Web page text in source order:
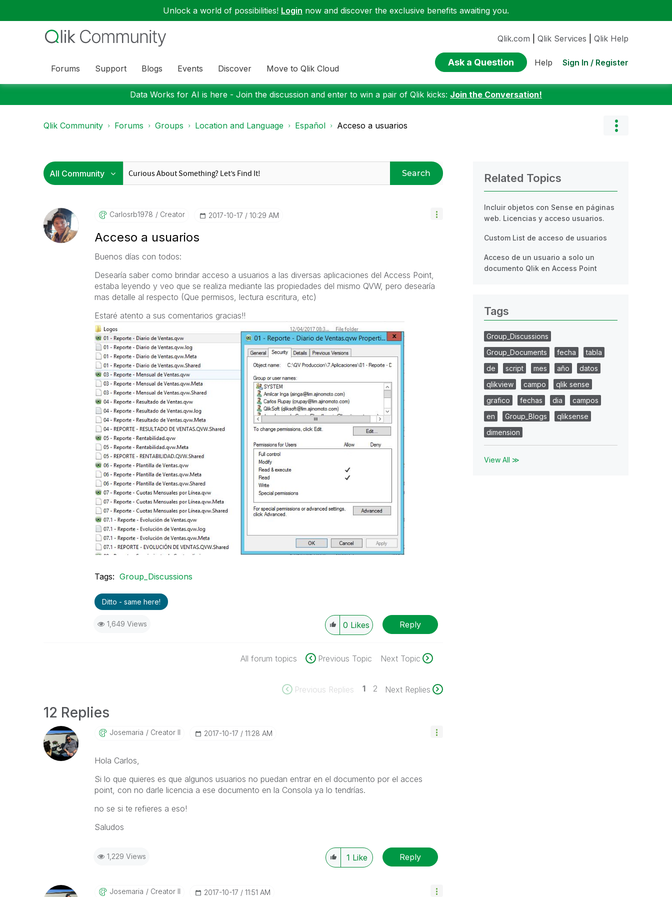
Unlock a world of possibilities! Login now and discover the exclusive benefits awaiting you.
Forums Support Blogs Events Discover Move to Qlik Cloud
Qlik.com Qlik Services Qlik Help
Ask a Question Help Sign In / Register
Data Works for AI is here - Join the discussion and enter to win a pair of Qlik kicks: Join the Conversation!
Qlik Community Forums Groups Location and Language Español Acceso a usuarios
Search
Carlosrb1978 Creator ‎2017-10-17 10:29 AM
Acceso a usuarios
Buenos días con todos:
Desearía saber como brindar acceso a usuarios a las diversas aplicaciones del Access Point,
estaba leyendo y veo que se realiza mediante las propiedades del mismo QVW, pero desearía
mas detalle al respecto (Que permisos, lectura escritura, etc)
Estaré atento a sus comentarios gracias!!
Tags: Group_Discussions
Ditto - same here!
1,649 Views 0 Likes Reply
All forum topics Previous Topic Next Topic
Previous Replies 1 2 Next Replies
12 Replies
Josemaria Creator II ‎2017-10-17 11:28 AM
Hola Carlos,
Si lo que quieres es que algunos usuarios no puedan entrar en el documento por el acces
point, con no darle licencia a ese documento en la Consola ya lo tendrías.
no se si te refieres a eso!
Saludos
1,229 Views 1 Like Reply
Josemaria Creator II ‎2017-10-17 11:51 AM
Related Topics
Incluir objetos con Sense en páginas
web. Licencias y acceso usuarios.
Custom List de acceso de usuarios
Acceso de un usuario a solo un
documento Qlik en Access Point
Tags
Group_Discussions
Group_Documents
fecha
tabla
de
script mes año
datos
qlikview
campo
qlik sense
grafico
fechas dia
campos
en
Group_Blogs
qliksense
dimension
View All ≫